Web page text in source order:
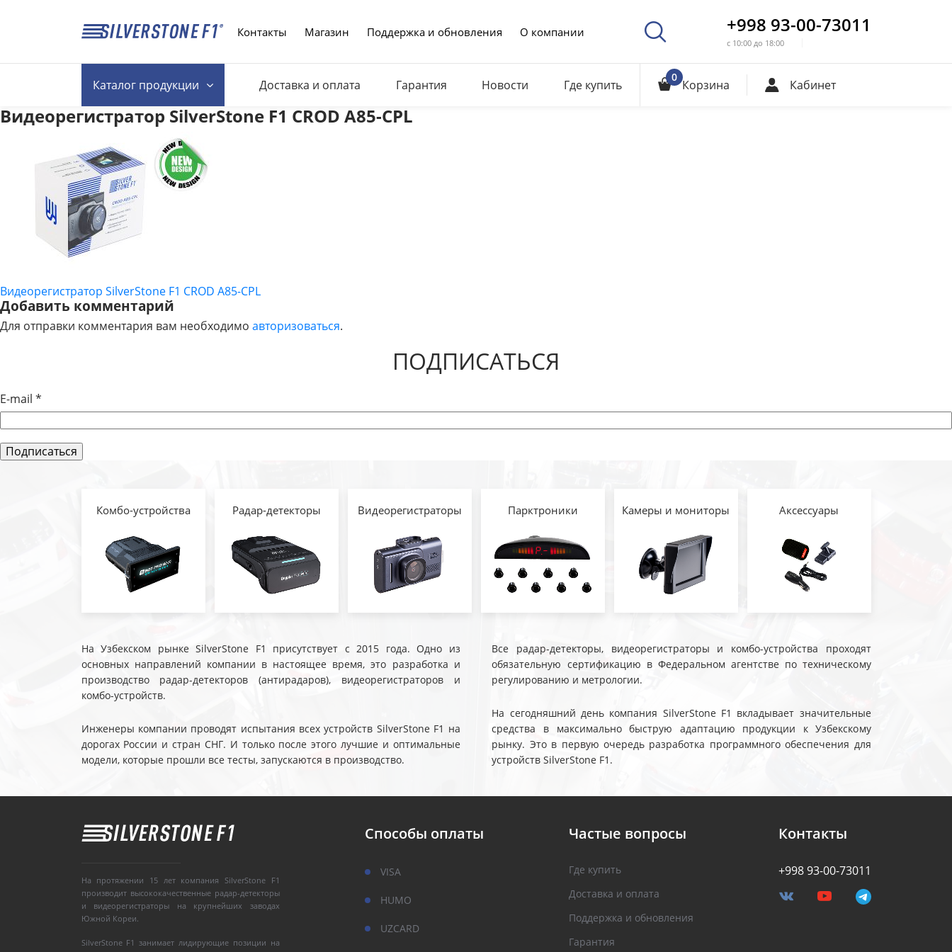
Контакты Магазин Поддержка и обновления О компании +998 93-00-73011
с 10:00 до 18:00
Каталогпродукции Доставка и оплата Гарантия Новости Где купить 0 Корзина Кабинет
Видеорегистратор SilverStone F1 CROD A85-CPL
НАВИГАЦИЯ
ПО
Видеорегистратор SilverStone F1 CROD A85-CPL
Добавить комментарий
Для отправки комментария вам необходимо авторизоваться.
ПОДПИСАТЬСЯ
E-mail *
Комбо-устройства Радар-детекторы Видеорегистраторы Парктроники Камеры и мониторы Аксессуары
На Узбекском рынке SilverStone F1 присутствует с 2015 года. Одно из
основных направлений компании в настоящее время, это разработка и
производство радар-детекторов (антирадаров), видеорегистраторов и
комбо-устройств.
Инженеры компании проводят испытания всех устройств SilverStone F1 на
дорогах России и стран СНГ. И только после этого лучшие и оптимальные
модели, которые прошли все тесты, запускаются в производство.
Все радар-детекторы, видеорегистраторы и комбо-устройства проходят
обязательную сертификацию в Федеральном агентстве по техническому
регулированию и метрологии.
На сегодняшний день компания SilverStone F1 вкладывает значительные
средства в максимально быструю адаптацию продукции к Узбекскому
рынку. Это в первую очередь разработка программного обеспечения для
устройств SilverStone F1.
На протяжении 15 лет компания SilverStone F1
производит высококачественные радар-детекторы
и видеорегистраторы на крупнейших заводах
Южной Кореи.
SilverStone F1 занимает лидирующие позиции на
Способы оплаты
VISA
HUMO
UZCARD
Частые вопросы
Где купить
Доставка и оплата
Поддержка и обновления
Гарантия
Контакты
+998 93-00-73011